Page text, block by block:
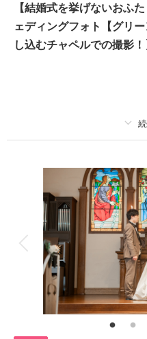
ングフォトが撮影できます。広大
す景色の中で、ふたりらしい一枚
が選べるのも嬉しいポイントです。
【結婚式を挙げないおふ
ェディングフォト【グリ
し込むチャペルでの撮影！
新
着付け ヘ
アルバム データ
衣装追加
家族と撮影 家族用
その
施設使用料 家族写真追加料金無
ランクアップ料金なし 貸出小
富山のチャペルでの撮影。グリー